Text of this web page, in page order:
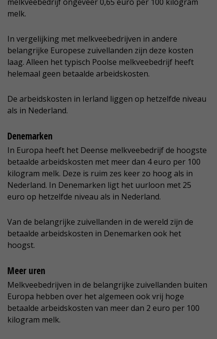
melkveebedrijf ongeveer 0,65 euro per 100 kilogram
melk.
In vergelijking met melkveebedrijven in andere
belangrijke Europese zuivellanden zijn deze kosten
laag. Alleen het typisch Poolse melkveebedrijf heeft
helemaal geen betaalde arbeidskosten.
De arbeidskosten in Ierland liggen op hetzelfde niveau
als in Nederland.
Denemarken
In Europa heeft het Deense melkveebedrijf de hoogste
betaalde arbeidskosten met meer dan 4 euro per 100
kilogram melk. Deze is ruim zes keer zo hoog als in
Nederland. In Denemarken ligt het uurloon met 25
euro op hetzelfde niveau als in Nederland.
Van de belangrijke zuivellanden in de wereld zijn de
betaalde arbeidskosten in Denemarken ook het
hoogst.
Meer uren
Melkveebedrijven in de belangrijke zuivellanden buiten
Europa hebben over het algemeen ook vrij hoge
betaalde arbeidskosten van meer dan 2 euro per 100
kilogram melk.